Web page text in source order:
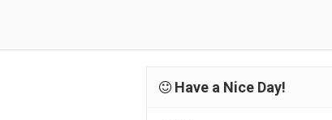
Have a Nice Day!